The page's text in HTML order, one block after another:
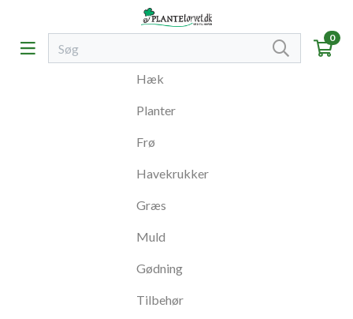
0
Hæk
Planter
Frø
Havekrukker
Græs
Muld
Gødning
Tilbehør